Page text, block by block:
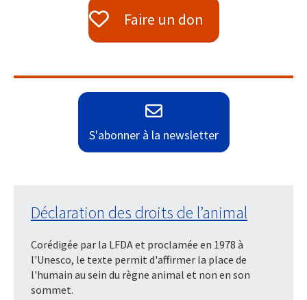
Faire un don
S'abonner à la newsletter
Déclaration des droits de l’animal
Corédigée par la LFDA et proclamée en 1978 à
l'Unesco, le texte permit d'affirmer la place de
l'humain au sein du règne animal et non en son
sommet.